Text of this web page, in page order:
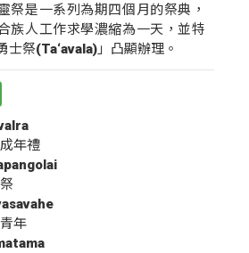
祭是一系列為期四個月的祭典，
族人工作求學濃縮為一天，並特
士祭(Ta‘avala)」凸顯辦理。
年禮
年